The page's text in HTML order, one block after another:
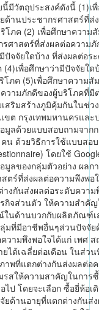
มีวัตถุประสงค์ดังนี้ (1)เ
ด้านประชากรศาสตร์ที่ส่
โภค (2) เพื่อศึกษาความ
ศาสตร์ที่ส่งผลต่อความ
ปัจจัยใดบ้าง ที่ส่งผลต่อร
(4)เพื่อศึกษาว่ามีปัจจัยใ
โภค (5)เพื่อศึกษาความสั
วามภักดีของผู้บริโภคที่
สริมสร้างภูมิคุ้มกันในช่
ขต กรุงเทพมหานครแล
มูลด้วยแบบสอบถามจาก
น ด้วยวิธีการใช้แบบสอ
โดยใช้
มูลของกลุ่มตัวอย่าง ผลก
ตร์ที่ส่งผลต่อความพึงพอ
งกันส่งผลต่อระดับความ
กิจส่วนตัว ให้ความสำคัญ
ในด้านบวกกับผลิตภัณฑ์เ
มที่มีอาชีพอื่นๆส่วนปัจจั
วามพึงพอใจได้แก่ เพศ
ยได้เฉลี่ยต่อเดือน ในส่ว
าพที่แตกต่างกันส่งผลต่อ
รสให้ความสาคัญในการ
ไป โดยจะเลือก ซื้อยี่ห้อ
ยด้านอายุที่แตกต่างกันส่